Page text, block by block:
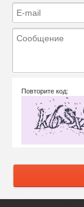
Повторите код: